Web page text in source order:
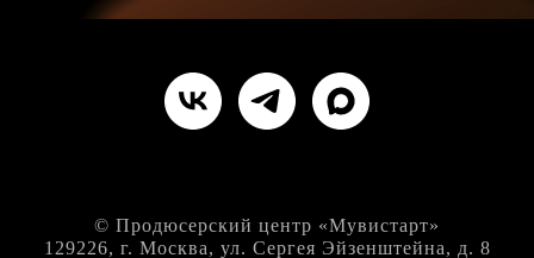
© Продюсерский центр «Мувистарт»
129226, г. Москва, ул. Сергея Эйзенштейна, д. 8